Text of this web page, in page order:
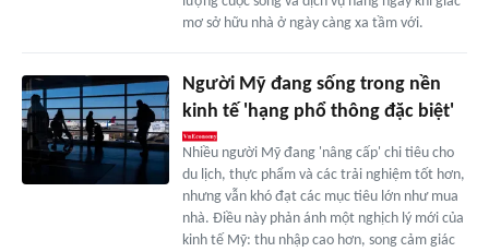
mơ sở hữu nhà ở ngày càng xa tầm với.
Người Mỹ đang sống trong nền
kinh tế 'hạng phổ thông đặc biệt'
Nhiều người Mỹ đang 'nâng cấp' chi tiêu cho
du lịch, thực phẩm và các trải nghiệm tốt hơn,
nhưng vẫn khó đạt các mục tiêu lớn như mua
nhà. Điều này phản ánh một nghịch lý mới của
kinh tế Mỹ: thu nhập cao hơn, song cảm giác